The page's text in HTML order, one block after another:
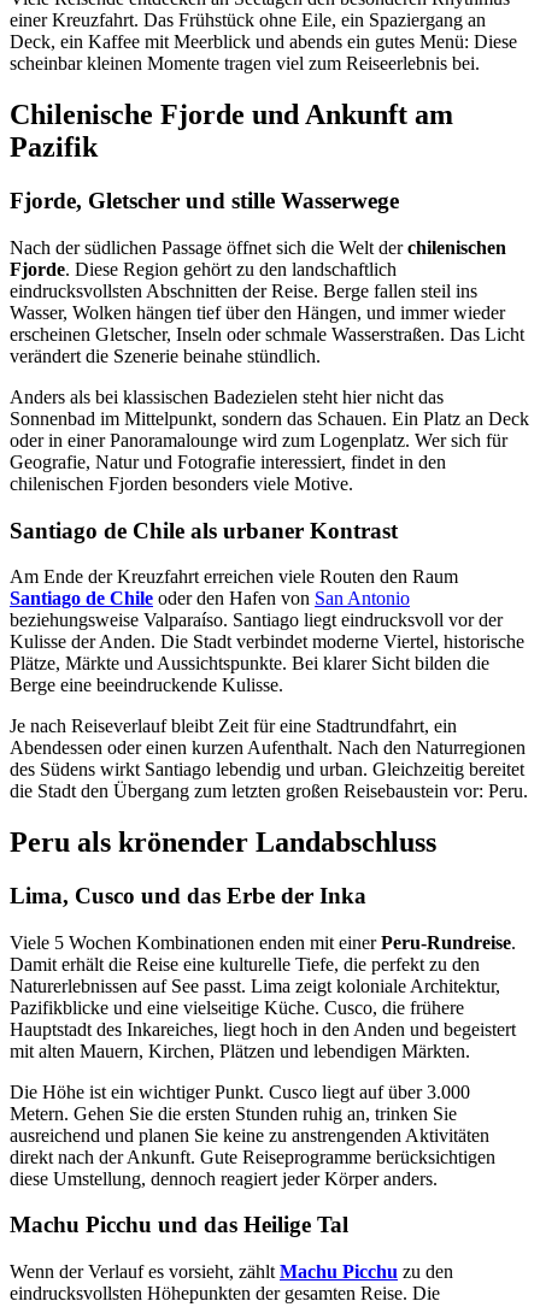
einer Kreuzfahrt. Das Frühstück ohne Eile, ein Spaziergang an
Deck, ein Kaffee mit Meerblick und abends ein gutes Menü: Diese
scheinbar kleinen Momente tragen viel zum Reiseerlebnis bei.
Chilenische Fjorde und Ankunft am
Pazifik
Fjorde, Gletscher und stille Wasserwege
Nach der südlichen Passage öffnet sich die Welt derchilenischen
Fjorde. Diese Region gehört zu den landschaftlich
eindrucksvollsten Abschnitten der Reise. Berge fallen steil ins
Wasser, Wolken hängen tief über den Hängen, und immer wieder
erscheinen Gletscher, Inseln oder schmale Wasserstraßen. Das Licht
verändert die Szenerie beinahe stündlich.
Anders als bei klassischen Badezielen steht hier nicht das
Sonnenbad im Mittelpunkt, sondern das Schauen. Ein Platz an Deck
oder in einer Panoramalounge wird zum Logenplatz. Wer sich für
Geografie, Natur und Fotografie interessiert, findet in den
chilenischen Fjorden besonders viele Motive.
Santiago de Chile als urbaner Kontrast
Am Ende der Kreuzfahrt erreichen viele Routen den Raum
Santiago de Chile oder den Hafen von San Antonio
beziehungsweise Valparaíso. Santiago liegt eindrucksvoll vor der
Kulisse der Anden. Die Stadt verbindet moderne Viertel, historische
Plätze, Märkte und Aussichtspunkte. Bei klarer Sicht bilden die
Berge eine beeindruckende Kulisse.
Je nach Reiseverlauf bleibt Zeit für eine Stadtrundfahrt, ein
Abendessen oder einen kurzen Aufenthalt. Nach den Naturregionen
des Südens wirkt Santiago lebendig und urban. Gleichzeitig bereitet
die Stadt den Übergang zum letzten großen Reisebaustein vor: Peru.
Peru als krönender Landabschluss
Lima, Cusco und das Erbe der Inka
Viele 5 Wochen Kombinationen enden mit einerPeru-Rundreise.
Damit erhält die Reise eine kulturelle Tiefe, die perfekt zu den
Naturerlebnissen auf See passt. Lima zeigt koloniale Architektur,
Pazifikblicke und eine vielseitige Küche. Cusco, die frühere
Hauptstadt des Inkareiches, liegt hoch in den Anden und begeistert
mit alten Mauern, Kirchen, Plätzen und lebendigen Märkten.
Die Höhe ist ein wichtiger Punkt. Cusco liegt auf über 3.000
Metern. Gehen Sie die ersten Stunden ruhig an, trinken Sie
ausreichend und planen Sie keine zu anstrengenden Aktivitäten
direkt nach der Ankunft. Gute Reiseprogramme berücksichtigen
diese Umstellung, dennoch reagiert jeder Körper anders.
Machu Picchu und das Heilige Tal
Wenn der Verlauf es vorsieht, zählt Machu Picchu zu den
eindrucksvollsten Höhepunkten der gesamten Reise. Die